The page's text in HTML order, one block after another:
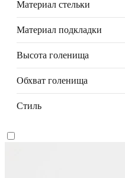
Материал стельки
Материал подкладки
Высота голенища
Обхват голенища
Стиль